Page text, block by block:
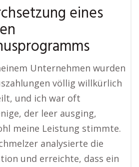
eines
Unternehmen wurden
völlig willkürlich
und ich war oft
der leer ausging,
meine Leistung stimmte.
analysierte die
und erreichte, dass ein